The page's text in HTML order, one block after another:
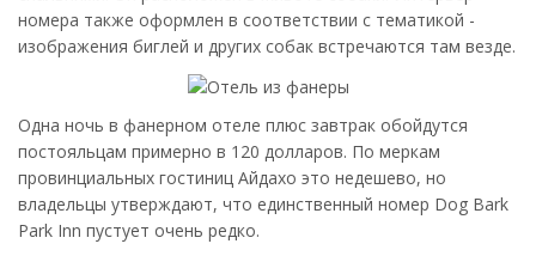
номера также оформлен в соответствии с тематикой -
изображения биглей и других собак встречаются там везде.
Одна ночь в фанерном отеле плюс завтрак обойдутся
постояльцам примерно в 120 долларов. По меркам
провинциальных гостиниц Айдахо это недешево, но
владельцы утверждают, что единственный номер Dog Bark
Park Inn пустует очень редко.